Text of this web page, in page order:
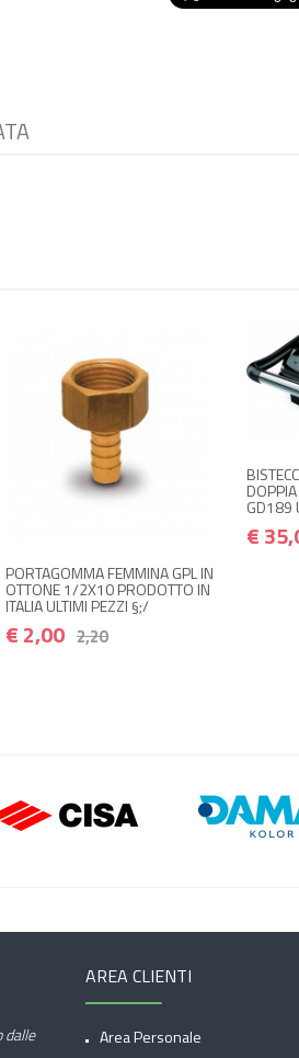
GPL IN
IN
BISTECCHIERA ELETTRICA
DOPPIA PIASTRE 1000W
GD189 ULTIMO P E Z Z O §
dalle
AREA CLIENTI
Area Personale